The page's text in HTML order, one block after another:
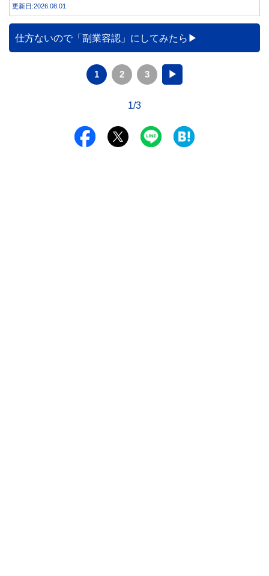
データをもとに、節約効果の目安と快適に過ごすためのポイ
ントを分かりやすく解説します。
更新日:2026.08.01
仕方ないので「副業容認」にしてみたら
1 2 3 ▶
1/3